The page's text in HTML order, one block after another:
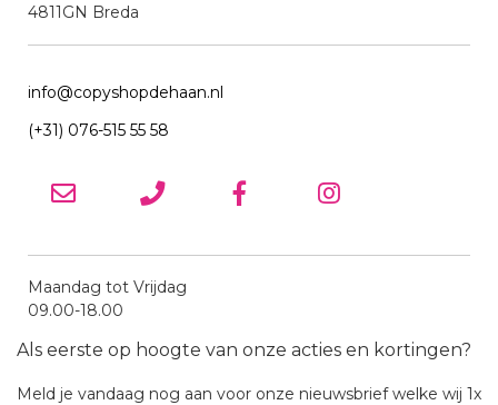
4811GN Breda
info@copyshopdehaan.nl
(+31) 076-515 55 58
Maandag tot Vrijdag
09.00-18.00
Als eerste op hoogte van onze acties en kortingen?
Meld je vandaag nog aan voor onze nieuwsbrief welke wij 1x